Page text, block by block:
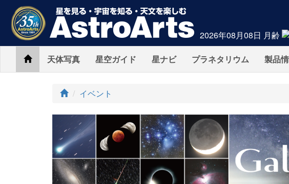
2026年08月08日 月齢
Home天体写真 星空ガイド 星ナビ プラネタリウム 製品
ト
プ
イベント